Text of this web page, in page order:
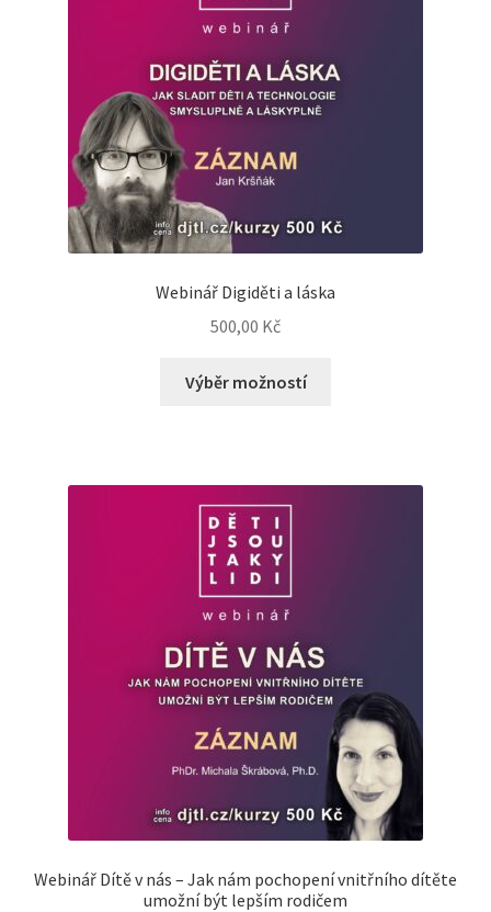
Webinář Digiděti a láska
500,00 Kč
Výběr možností
Webinář Dítě v nás – Jak nám pochopení vnitřního dítěte
umožní být lepším rodičem